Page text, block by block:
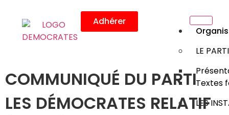
Adhérer
LE
Textes
LES
COMMUNIQUÉ DU PARTI
LES DÉMOCRATES RELATIF